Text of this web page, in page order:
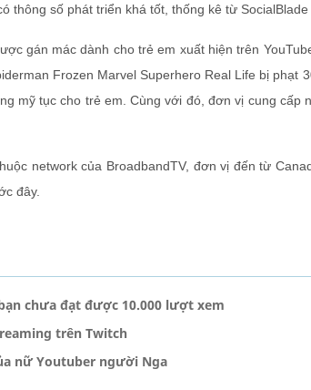
gán mác dành cho trẻ em xuất hiện trên
Frozen Marvel Superhero Real Life bị phạt
mỹ tục cho trẻ em. Cùng với đó, đơn vị cung cấp
network của BroadbandTV, đơn vị đến từ
đây.
chưa đạt được 10.000 lượt xem
trên Twitch
nữ Youtuber người Nga